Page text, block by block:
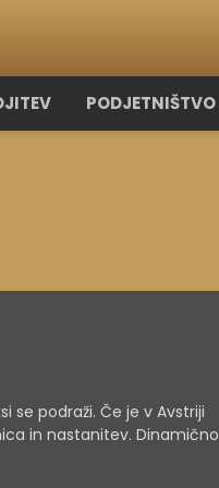
PODJETNIŠTVO
se podraži. Če je v Avstriji
in nastanitev. Dinamično